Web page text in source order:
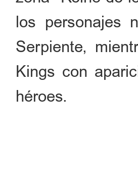
los personajes
Serpiente,
Kings con
héroes.